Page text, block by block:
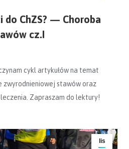
do ChZS? — Choroba
cz.I
cykl artykułów na temat
zwyrodnieniowej stawów oraz
Zapraszam do lektury!
lis